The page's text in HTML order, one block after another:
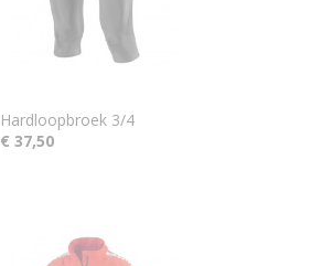
Hardloopbroek 3/4
€ 37,50